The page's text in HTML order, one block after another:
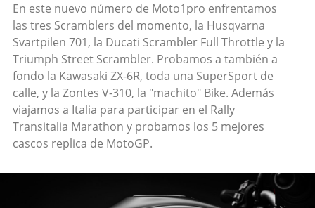
En este nuevo número de Moto1pro enfrentamos
las tres Scramblers del momento, la Husqvarna
Svartpilen 701, la Ducati Scrambler Full Throttle y la
Triumph Street Scrambler. Probamos a también a
fondo la Kawasaki ZX-6R, toda una SuperSport de
calle, y la Zontes V-310, la "machito" Bike. Además
viajamos a Italia para participar en el Rally
Transitalia Marathon y probamos los 5 mejores
cascos replica de MotoGP.